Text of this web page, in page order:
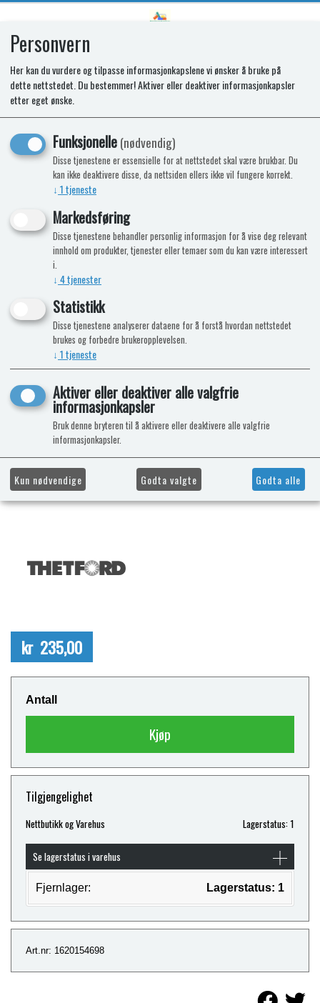
SC402 WATERFILL FUNNEL 255MM
kr 235,00
Antall
Kjøp
Tilgjengelighet
Nettbutikk og Varehus Lagerstatus: 1
Se lagerstatus i varehus
Fjernlager: Lagerstatus: 1
Art.nr: 1620154698
Personvern
Her kan du vurdere og tilpasse informasjonkapslene vi ønsker å bruke på
dette nettstedet. Du bestemmer! Aktiver eller deaktiver informasjonkapsler
etter eget ønske.
Funksjonelle(nødvendig)
Disse tjenestene er essensielle for at nettstedet skal være brukbar. Du
kan ikke deaktivere disse, da nettsiden ellers ikke vil fungere korrekt.
↓ 1tjeneste
Markedsføring
Disse tjenestene behandler personlig informasjon for å vise deg relevant
innhold om produkter, tjenester eller temaer som du kan være interessert
i.
↓ 4tjenester
Statistikk
Disse tjenestene analyserer dataene for å forstå hvordan nettstedet
brukes og forbedre brukeropplevelsen.
↓ 1tjeneste
Aktiver eller deaktiver alle valgfrie
informasjonkapsler
Bruk denne bryteren til å aktivere eller deaktivere alle valgfrie
informasjonkapsler.
Kun nødvendige Godta valgte Godta alle